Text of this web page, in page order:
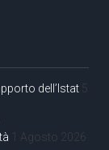
dell’Istat 5
1 Agosto 2026